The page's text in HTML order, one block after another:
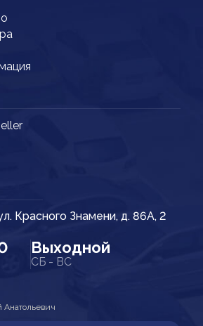
Красного Знамени, д. 86А, 2
Выходной
СБ - ВС